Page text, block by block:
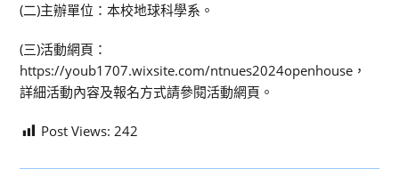
(二)主辦單位：本校地球科學系。
(三)活動網頁：
https://youb1707.wixsite.com/ntnues2024openhouse，
詳細活動內容及報名方式請參閱活動網頁。
Post Views: 242